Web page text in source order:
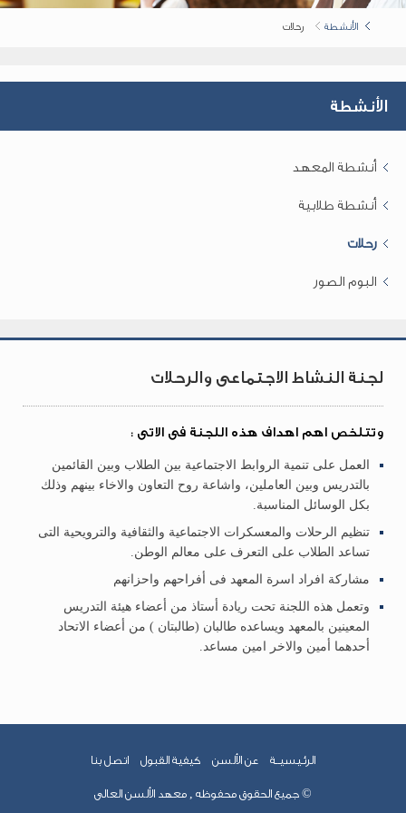
الأنشطة رحلات
الأنشطة
أنشطة المعهد
أنشطة طلابية
رحلات
البوم الصور
لجنة النشاط الاجتماعى والرحلات
وتتلخص اهم اهداف هذه اللجنة فى الاتى :
العمل على تنمية الروابط الاجتماعية بين الطلاب وبين القائمين
بالتدريس وبين العاملين، واشاعة روح التعاون والاخاء بينهم وذلك
بكل الوسائل المناسبة.
تنظيم الرحلات والمعسكرات الاجتماعية والثقافية والترويحية التى
تساعد الطلاب على التعرف على معالم الوطن.
مشاركة افراد اسرة المعهد فى أفراحهم واحزانهم
وتعمل هذه اللجنة تحت ريادة أستاذ من أعضاء هيئة التدريس
المعينين بالمعهد ويساعده طالبان (طالبتان ) من أعضاء الاتحاد
أحدهما أمين والاخر امين مساعد.
الرئـيسيــة عن الألسن كيفية القبول اتصل بنا
© جميع الحقوق محفوظه , معهد الألسن العالى